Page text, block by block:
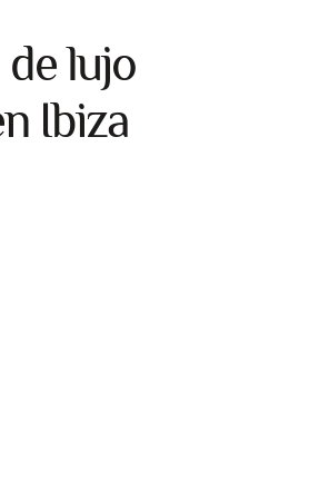
lujo
Ibiza